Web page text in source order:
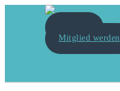
Mitglied werden